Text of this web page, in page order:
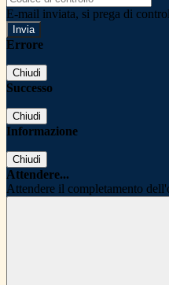
E-mail inviata, si prega di
Errore
Chiudi
Successo
Chiudi
Informazione
Chiudi
Attendere...
Attendere il completamento